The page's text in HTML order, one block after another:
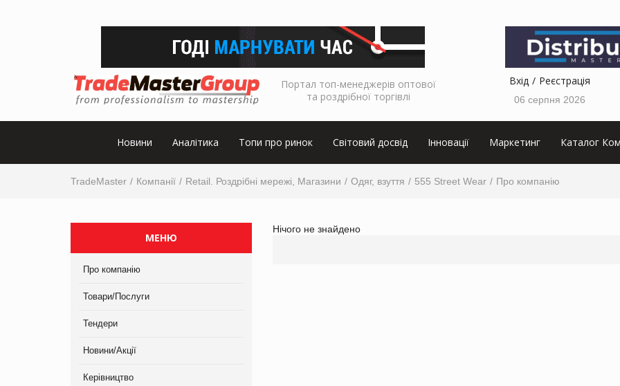
Портал топ-менеджерів оптової
та роздрібної торгівлі
Вхід Реєстрація
06 серпня 2026
Новини Аналітика Топи про ринок Світовий досвід Інновації Маркетинг Каталог
TradeMaster Компанії Retail. Роздрібні мережі, Магазини Одяг, взуття 555 Street Wear Про компанію
МЕНЮ
Про компанію
Товари/Послуги
Тендери
Новини/Акції
Керівництво
Нічого не знайдено